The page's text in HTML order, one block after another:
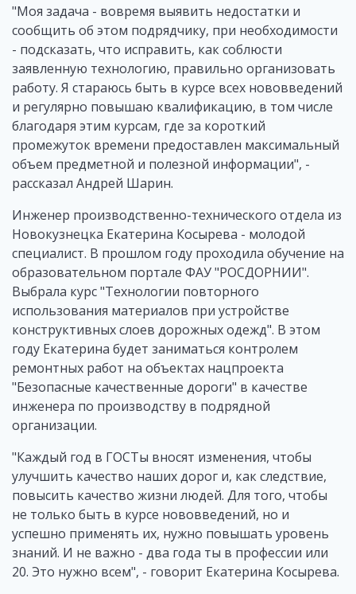
"Моя задача - вовремя выявить недостатки и
сообщить об этом подрядчику, при необходимости
- подсказать, что исправить, как соблюсти
заявленную технологию, правильно организовать
работу. Я стараюсь быть в курсе всех нововведений
и регулярно повышаю квалификацию, в том числе
благодаря этим курсам, где за короткий
промежуток времени предоставлен максимальный
объем предметной и полезной информации", -
рассказал Андрей Шарин.
Инженер производственно-технического отдела из
Новокузнецка Екатерина Косырева - молодой
специалист. В прошлом году проходила обучение на
образовательном портале ФАУ "РОСДОРНИИ".
Выбрала курс "Технологии повторного
использования материалов при устройстве
конструктивных слоев дорожных одежд". В этом
году Екатерина будет заниматься контролем
ремонтных работ на объектах нацпроекта
"Безопасные качественные дороги" в качестве
инженера по производству в подрядной
организации.
"Каждый год в ГОСТы вносят изменения, чтобы
улучшить качество наших дорог и, как следствие,
повысить качество жизни людей. Для того, чтобы
не только быть в курсе нововведений, но и
успешно применять их, нужно повышать уровень
знаний. И не важно - два года ты в профессии или
20. Это нужно всем", - говорит Екатерина Косырева.